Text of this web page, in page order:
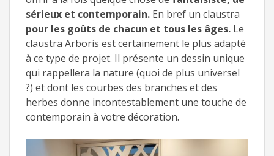
sérieux et contemporain.En bref un claustra
pour les goûts de chacun et tous les âges.Le
claustra Arboris est certainement le plus adapté
à ce type de projet. Il présente un dessin unique
qui rappellera la nature (quoi de plus universel
?) et dont les courbes des branches et des
herbes donne incontestablement une touche de
contemporain à votre décoration.